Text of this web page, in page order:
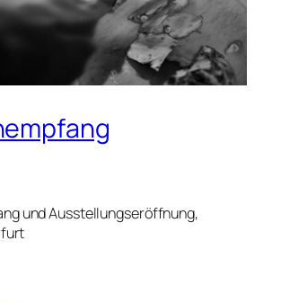
und Ausstellungseröffnung,